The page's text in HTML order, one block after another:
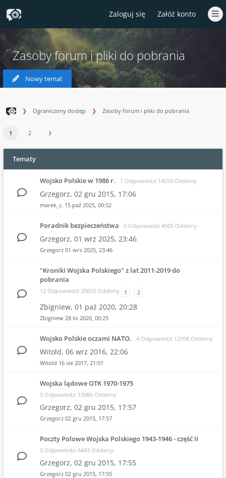
Zaloguj się Załóż konto
Zasoby forum i pliki do pobrania
Nowy temat
Ograniczony dostęp Zasoby forum i pliki do pobrania
1 2
Tematy
Wojsko Polskie w 1986 r. 1 Odpowiedzi 14559 Odsłony
Grzegorz, 02 gru 2015, 17:06
marek_c. 15 paź 2025, 00:52
Poradnik bezpieczeństwa 0 Odpowiedzi 4505 Odsłony
Grzegorz, 01 wrz 2025, 23:46
Grzegorz 01 wrz 2025, 23:46
"Kroniki Wojska Polskiego" z lat 2011-2019 do
pobrania
12 Odpowiedzi 20623 Odsłony 1 2
Zbigniew, 01 paź 2020, 20:28
Zbigniew 28 lis 2020, 00:25
Wojsko Polskie oczami NATO. 4 Odpowiedzi 12708 Odsłony
Witold, 06 wrz 2016, 22:06
Witold 16 sie 2017, 21:01
Wojska lądowe OTK 1970-1975
0 Odpowiedzi 15086 Odsłony
Grzegorz, 02 gru 2015, 17:57
Grzegorz 02 gru 2015, 17:57
Poczty Polowe Wojska Polskiego 1943-1946 - część II
0 Odpowiedzi 6443 Odsłony
Grzegorz, 02 gru 2015, 17:55
Grzegorz 02 gru 2015, 17:55